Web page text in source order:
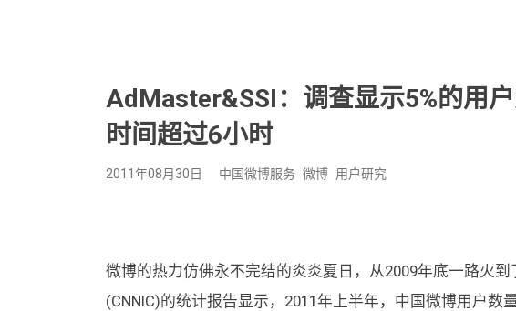
AdMaster&SSI：调查显示5%的用
时间超过6小时
2011年08月30日 中国微博服务 微博 用户研究
微博的热力仿佛永不完结的炎炎夏日，从2009年底一路火
(CNNIC)的统计报告显示，2011年上半年，中国微博用户数